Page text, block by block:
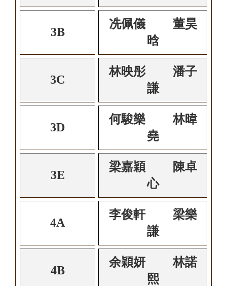
3B
冼佩儀 董昊
晗
3C
林映彤 潘子
謙
3D
何駿樂 林暐
堯
3E
梁嘉穎 陳卓
心
4A
李俊軒 梁樂
謙
4B
余穎妍 林諾
熙